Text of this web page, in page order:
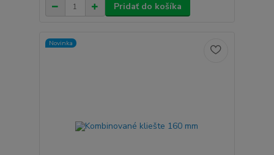
Pridať do košíka
Novinka